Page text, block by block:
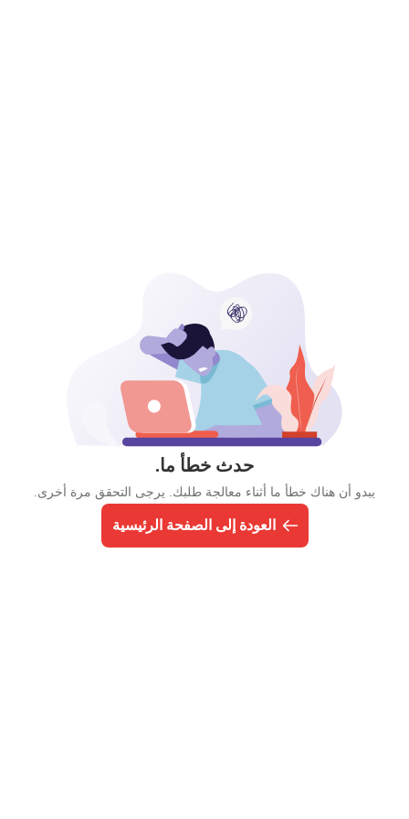
حدث خطأ ما.
يبدو أن هناك خطأ ما أثناء معالجة طلبك. يرجى التحقق مرة أخرى.
العودة إلى الصفحة الرئيسية